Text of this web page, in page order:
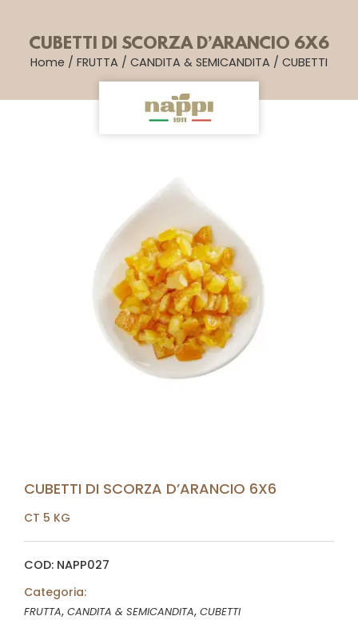
CUBETTI DI SCORZA D’ARANCIO 6X6
Home / FRUTTA / CANDITA & SEMICANDITA / CUBETTI
CUBETTI DI SCORZA D’ARANCIO 6X6
CT 5 KG
COD: NAPP027
Categoria:
FRUTTA, CANDITA & SEMICANDITA, CUBETTI